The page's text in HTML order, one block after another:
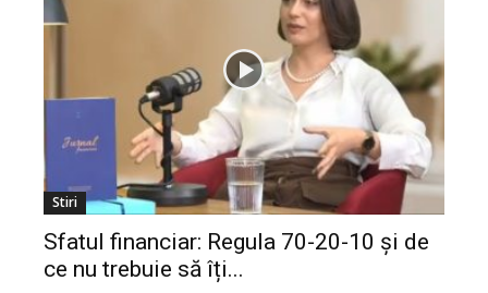
Stiri
Sfatul financiar: Regula 70-20-10 și de
ce nu trebuie să îți...